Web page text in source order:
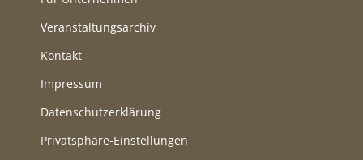
Veranstaltungsarchiv
Kontakt
Impressum
Datenschutzerklärung
Privatsphäre-Einstellungen